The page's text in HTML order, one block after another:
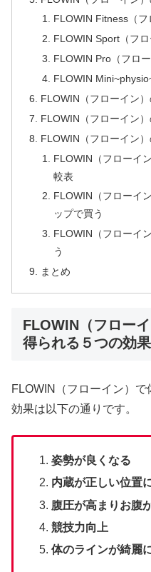
FLOWIN Fitness（フ
FLOWIN Sport（フロ
FLOWIN Pro（フロー
FLOWIN
FLOWIN（フローイン
FLOWIN（フローイン
FLOWIN（フローイン
FLOWIN（フローイ
較表
FLOWIN（フローイ
ップで買う
FLOWIN（フローイ
う
まとめ
FLOWIN（フロー
得られる５つの効
FLOWIN（フローイン）
効果は以下の通りです。
姿勢が良くなる
内蔵が正しい位置
腹圧が高まりお腹
競技力向上
体のラインが綺麗